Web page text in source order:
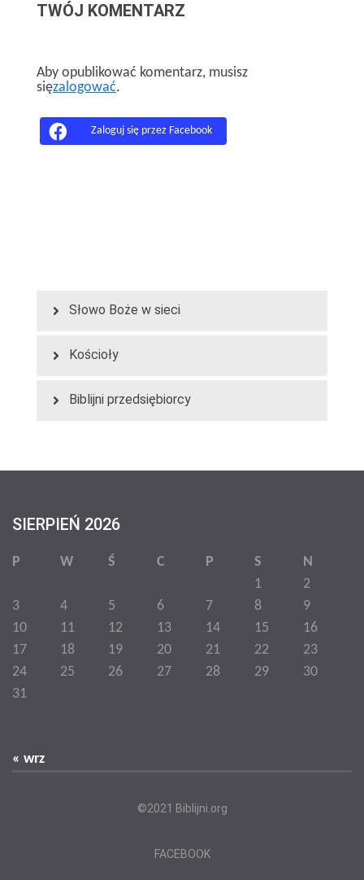
TWÓJ KOMENTARZ
Aby opublikować komentarz, musisz
sięzalogować.
Zaloguj się przez Facebook
Słowo Boże w sieci
Wszystkie wpisy
Galeria
Kościoły
Biblijni przedsiębiorcy
Lokalizacje
Kategorie
Dodaj ogłoszenie
SIERPIEŃ 2026
P W Ś C P S
N
1
2
3
4 5 6 7 8
9
10
11 12 13 14 15
16
17
18 19 20 21 22
23
24
25 26 27 28 29
30
31
« wrz
©2021 Biblijni.org
FACEBOOK